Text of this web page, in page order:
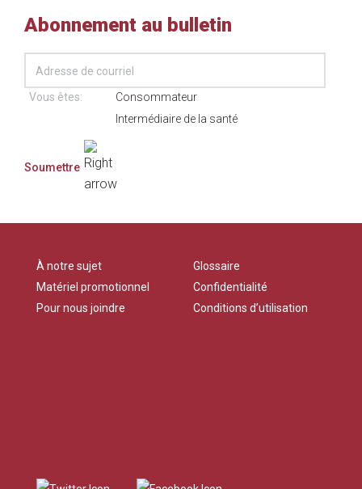
Abonnement au bulletin
Vous êtes:
Consommateur
Intermédiaire de la santé
À notre sujet
Matériel promotionnel
Pour nous joindre
Glossaire
Confidentialité
Conditions d’utilisation